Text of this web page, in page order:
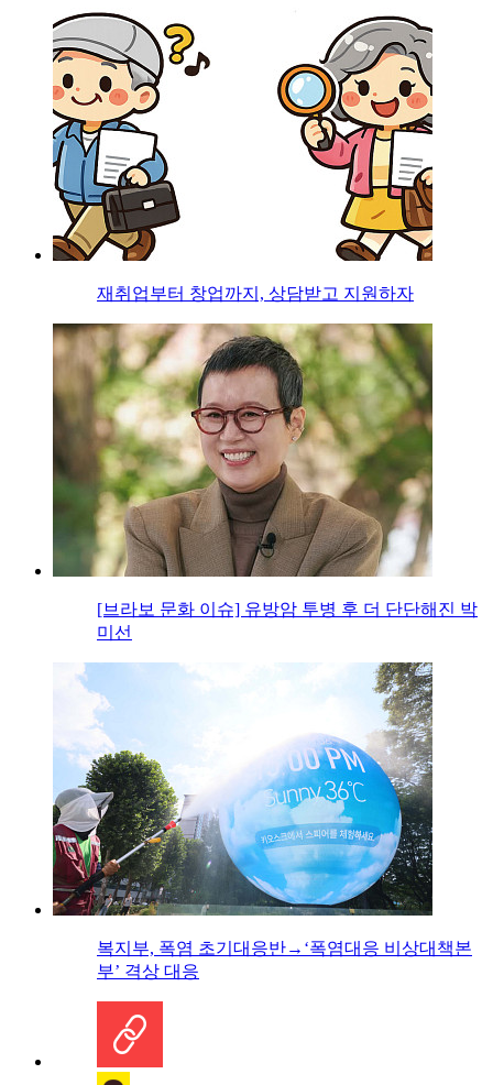
재취업부터 창업까지, 상담받고 지원하자
[브라보 문화 이슈] 유방암 투병 후 더 단단해진 박
미선
복지부, 폭염 초기대응반→‘폭염대응 비상대책본
부’ 격상 대응